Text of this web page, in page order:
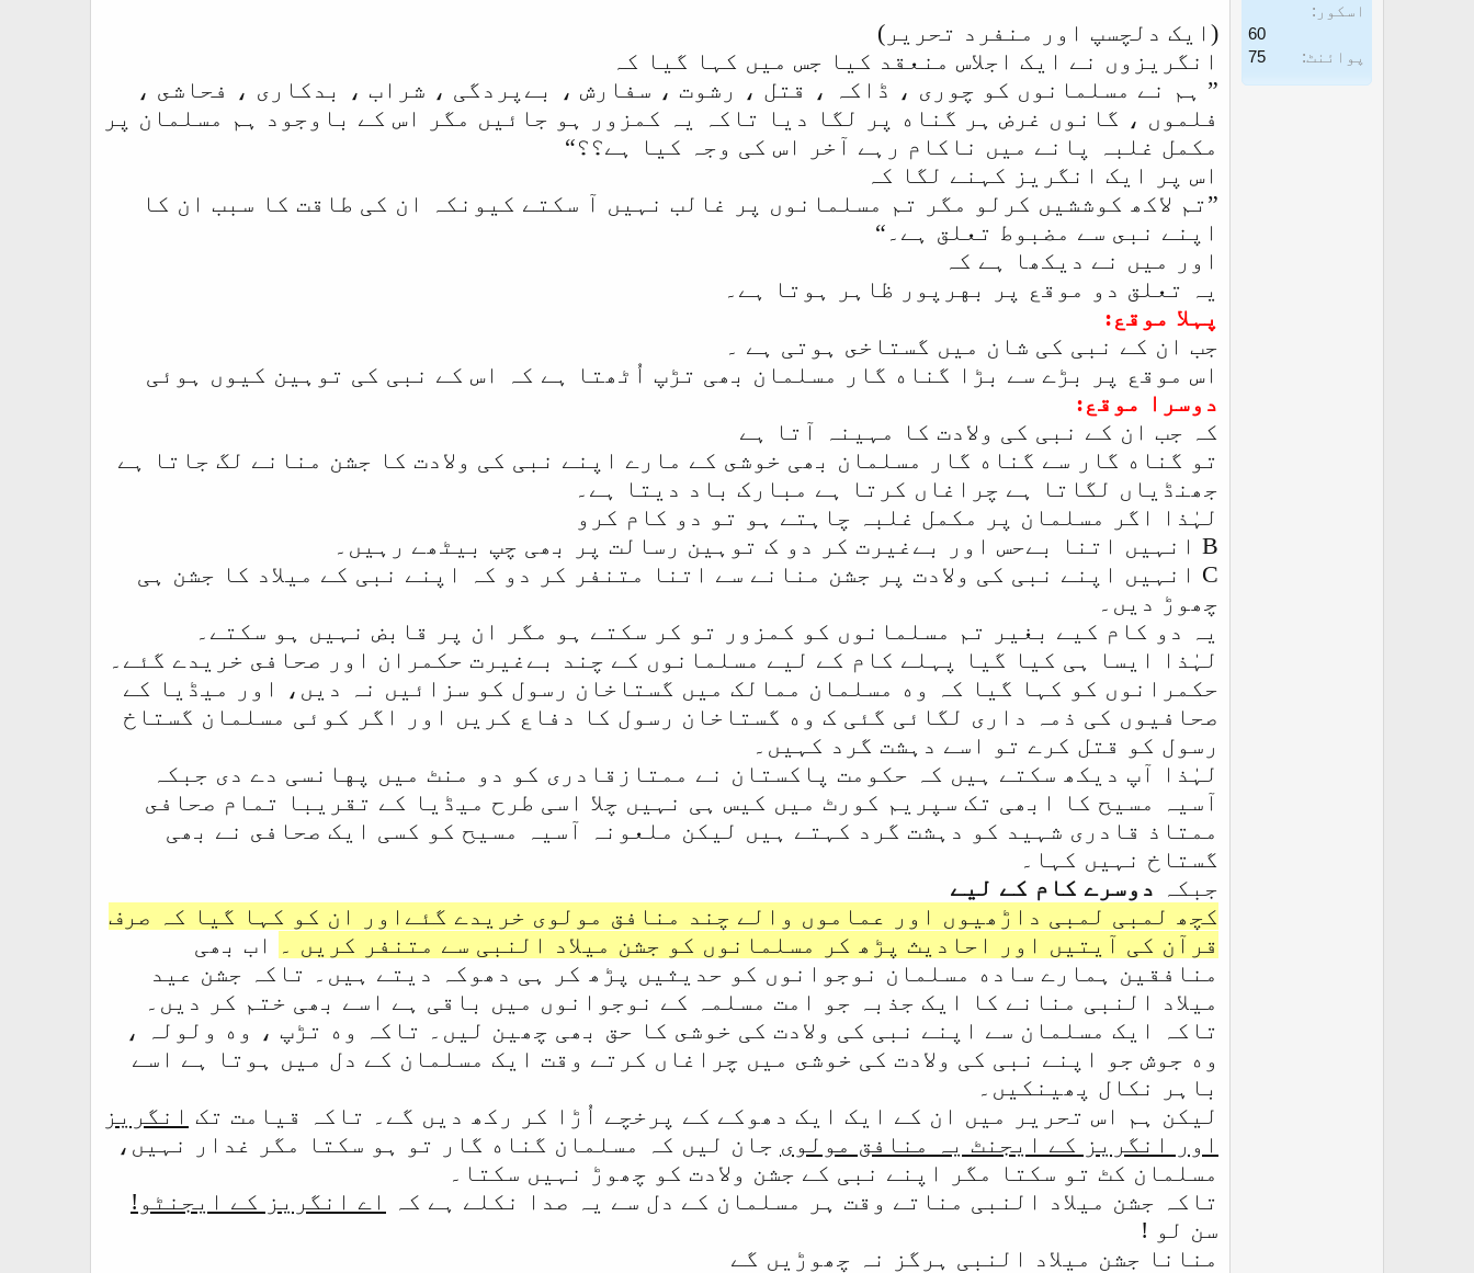
و
ا
اسکور
60
پوائنٹ
75
(ايک دلچسپ اور منفرد تحرير)
انگریزوں نے ایک اجلاس منعقد کیا جس میں کہا گیا کہ
” ہم نے مسلمانوں کو چوری ، ڈاکہ ، قتل ، رشوت ، سفارش ، بےپردگی ، شراب ، بدکاری ، فحاشى ،
فلموں ، گانوں غرض ہر گناه پر لگا دیا تاکہ یہ کمزور ہو جائیں مگر اس کے باوجود ہم مسلمان پر
مکمل غلبہ پانے میں ناکام رہے آخر اس کی وجہ کیا ہے؟؟“
اس پر ایک انگریز کہنے لگا کہ
”تم لاکھ کوششیں کرلو مگر تم مسلمانوں پر غالب نہيں آ سکتے کیونکہ ان کی طاقت كا سبب ان کا
اپنے نبى سے مضبوط تعلق ہے۔“
اور میں نے دیکھا ہے کہ
یہ تعلق دو موقع پر بهرپور ظاہر ہوتا ہے۔
پہلا موقع:
جب ان کے نبی کی شان میں گستاخى ہوتی ہے ۔
اس موقع پر بڑے سے بڑا گناه گار مسلمان بھی تڑپ اُٹھتا ہے کہ اس کے نبی کی توہین کیوں ہوئی
دوسرا موقع:
کہ جب ان کے نبی کی ولادت کا مہینہ آتا ہے
تو گناه گار سے گناه گار مسلمان بھی خوشى کے مارے اپنے نبی کی ولادت کا جشن منانے لگ جاتا ہے
جھنڈیاں لگاتا ہے چراغاں کرتا ہے مبارک باد دیتا ہے۔
لہٰذا اگر مسلمان پر مکمل غلبہ چاہتے ہو تو دو کام کرو
B انہیں اتنا بےحس اور بےغيرت کر دو ک توہین رسالت پر بھی چپ بیٹھے رہیں۔
C انہیں اپنے نبی کی ولادت پر جشن منانے سے اتنا متنفر کر دو کہ اپنے نبی کے میلاد کا جشن ہی
چھوڑ دیں۔
یہ دو کام کیے بغير تم مسلمانوں کو کمزور تو کر سکتے ہو مگر ان پر قابض نہیں ہو سکتے۔
لہٰذا ايسا ہی کیا گیا پہلے کام کے لیے مسلمانوں کے چند بےغیرت حكمران اور صحافى خريدے گئے۔
حكمرانوں کو کہا گیا کہ وه مسلمان ممالک میں گستاخان رسول كو سزائیں نہ دیں، اور میڈیا کے
صحافيوں کی ذمہ داری لگائی گئی ک وه گستاخان رسول کا دفاع کریں اور اگر کوئی مسلمان گستاخ
رسول كو قتل کرے تو اسے دہشت گرد کہیں۔
لہٰذا آپ دیکھ سکتے ہیں کہ حكومت پاکستان نے ممتازقادری کو دو منٹ میں پهانسی دے دی جبکہ
آسیہ مسیح كا ابھی تک سپریم کورٹ میں کیس ہی نہیں چلا اسی طرح میڈیا کے تقریبا تمام صحافى
ممتاذ قادرى شہيد كو دہشت گرد کہتے ہیں لیکن ملعونہ آسیہ مسیح كو كسی ايک صحافى نے بھی
گستاخ نہیں کہا۔
جبکہ دوسرے کام کے لیے
کچھ لمبی لمبی داڑھیوں اور عماموں والے چند منافق مولوی خريدے گئےاور ان کو کہا گیا کہ صرف
قرآن کی آیتیں اور احاديث پڑھ کر مسلمانوں کو جشن میلاد النبی سے متنفر کریں ۔
اب بھی
منافقین ہمارے ساده مسلمان نوجوانوں کو حديثيں پڑھ کر ہی دھوکہ دیتے ہیں۔ تاکہ جشن عید
میلاد النبی منانے کا ایک جذبہ جو امت مسلمہ کے نوجوانوں میں باقی ہے اسے بھی ختم كر دیں۔
تاکہ ایک مسلمان سے اپنے نبی کی ولادت کی خوشى كا حق بھی چھین لیں۔ تاکہ وه تڑپ ، وه ولولہ ،
وه جوش جو اپنے نبی کی ولادت کی خوشى میں چراغاں کرتے وقت ايک مسلمان کے دل میں ہوتا ہے اسے
باہر نکال پھینکیں۔
لیکن ہم اس تحرير میں ان کے ایک ایک دھوکے کے پرخچے اُڑا کر رکھ دیں گے۔ تاکہ قیامت تک انگریز
اور انگریز کے ایجنٹ یہ منافق مولوی جان لیں کہ مسلمان گناه گار تو ہو سکتا مگر غدار نہيں،
مسلمان کٹ تو سکتا مگر اپنے نبی کے جشن ولادت کو چھوڑ نہیں سکتا۔
تاکہ جشن میلاد النبی مناتے وقت ہر مسلمان کے دل سے یہ صدا نكلے ہے کہ
اے انگریز کے ایجنٹو!
سن لو !
منانا جشن میلاد النبی ہرگز نہ چھوڑیں گے